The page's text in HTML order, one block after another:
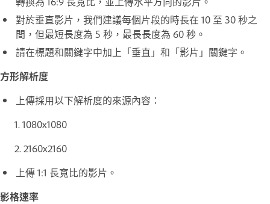
對於垂直影片，我們建議每個片段的時長在 10 至 30 秒之
間，但最短長度為 5 秒，最長長度為 60 秒。
請在標題和關鍵字中加上「垂直」和「影片」關鍵字。
方形解析度
上傳採用以下解析度的來源內容：
1. 1080x1080
2. 2160x2160
上傳 1:1 長寬比的影片。
影格速率